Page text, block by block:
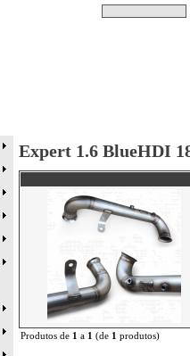
Expert 1.6 BlueHDI
Produtos de 1 a 1 (de 1 produtos)